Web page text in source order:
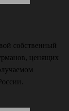
собственный
ценящих